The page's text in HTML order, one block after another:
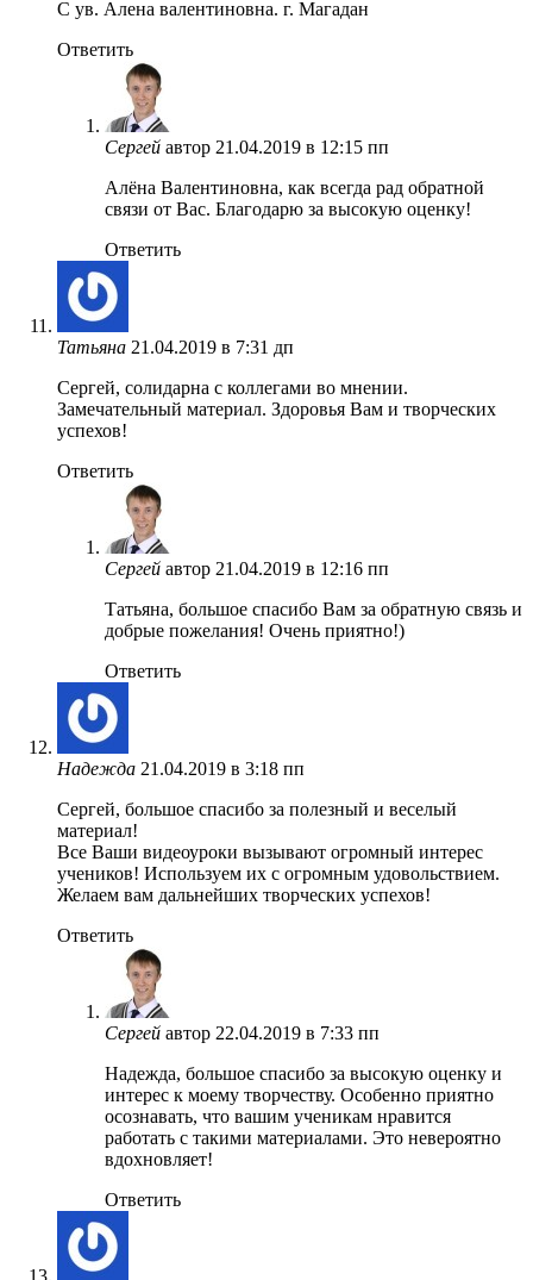
С ув. Алена валентиновна. г. Магадан
Ответить
Сергей автор 21.04.2019 в 12:15 пп
Алёна Валентиновна, как всегда рад обратной
связи от Вас. Благодарю за высокую оценку!
Ответить
Татьяна 21.04.2019 в 7:31 дп
Сергей, солидарна с коллегами во мнении.
Замечательный материал. Здоровья Вам и творческих
успехов!
Ответить
Сергей автор 21.04.2019 в 12:16 пп
Татьяна, большое спасибо Вам за обратную связь и
добрые пожелания! Очень приятно!)
Ответить
Надежда 21.04.2019 в 3:18 пп
Сергей, большое спасибо за полезный и веселый
материал!
Все Ваши видеоуроки вызывают огромный интерес
учеников! Используем их с огромным удовольствием.
Желаем вам дальнейших творческих успехов!
Ответить
Сергей автор 22.04.2019 в 7:33 пп
Надежда, большое спасибо за высокую оценку и
интерес к моему творчеству. Особенно приятно
осознавать, что вашим ученикам нравится
работать с такими материалами. Это невероятно
вдохновляет!
Ответить